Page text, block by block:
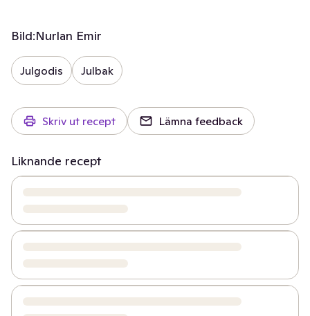
Bild:Nurlan Emir
Julgodis Julbak
Skriv ut recept Lämna feedback
Liknande recept